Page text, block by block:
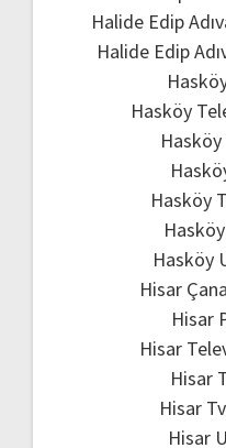
Halide Edip
Halide Edip
Hasköy
Hasköy
Hasköy
Hisar
Hisar
Hisar
Hisar
Hisar
Hisar